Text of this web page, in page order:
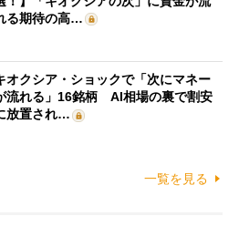
る期待の高…
オクシア・ショックで「次にマネー
流れる」16銘柄 AI相場の裏で割安
放置され…
一覧を見る